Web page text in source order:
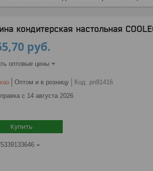
кондитерская настольная
руб.
оптовые цены
Оптом и в розницу Код: рп81416
с 14 августа 2026
Купить